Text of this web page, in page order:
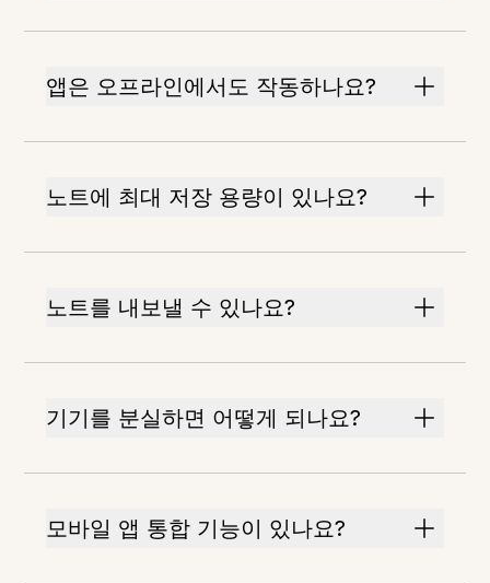
앱은 오프라인에서도 작동하나요?
노트에 최대 저장 용량이 있나요?
노트를 내보낼 수 있나요?
기기를 분실하면 어떻게 되나요?
모바일 앱 통합 기능이 있나요?